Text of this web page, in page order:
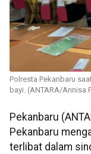
Polresta Pekanbaru
bayi. (ANTARA/Annisa
Pekanbaru
Pekanbaru
terlibat dalam